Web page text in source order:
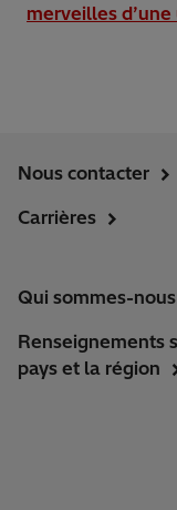
merveilles
Nous contacter
Carrières
Qui sommes-nous
Renseignements
pays et la région